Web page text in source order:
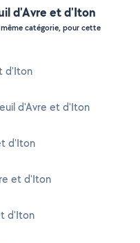
d'Avre et d'Iton
catégorie, pour cette
d'Iton
d'Avre et d'Iton
d'Iton
et d'Iton
d'Iton